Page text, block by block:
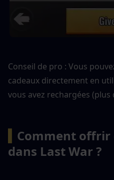
Conseil de pro : Vous
cadeaux directement en
vous avez rechargées (plus
Comment offrir
dans Last War ?